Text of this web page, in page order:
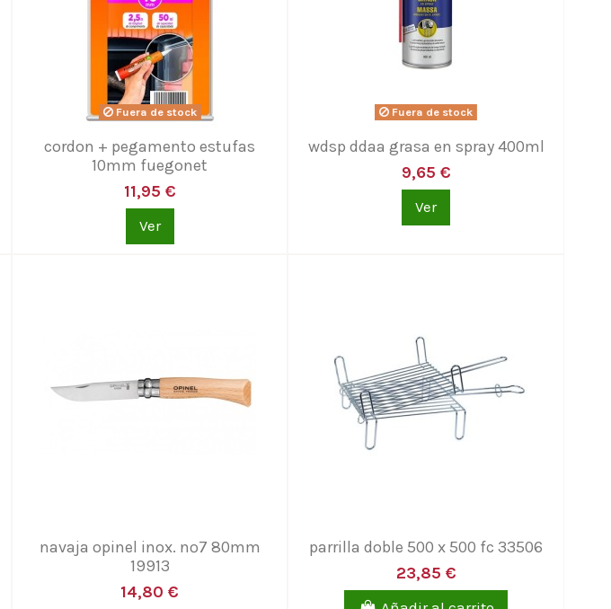
Fuera de stock
cordon + pegamento estufas
10mm fuegonet
11,95 €
Ver
Fuera de stock
wdsp ddaa grasa en spray 400ml
9,65 €
Ver
navaja opinel inox. nº7 80mm
19913
14,80 €
parrilla doble 500 x 500 fc 33506
23,85 €